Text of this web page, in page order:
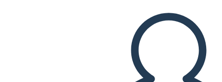
SKAPA EN STORYBOARD
SPELA UPP BILDSPEL
LÄS FÖR MIG